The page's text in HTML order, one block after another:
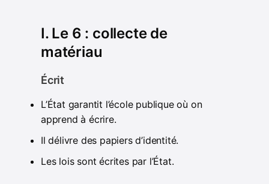
I. Le 6 : collecte de
matériau
Écrit
L’État garantit l’école publique où on
apprend à écrire.
Il délivre des papiers d’identité.
Les lois sont écrites par l’État.